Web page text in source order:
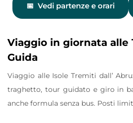
Vedi partenze e orari
Viaggio in giornata alle
Guida
Viaggio alle Isole Tremiti dall’
traghetto, tour guidato e giro in
anche formula senza bus. Posti